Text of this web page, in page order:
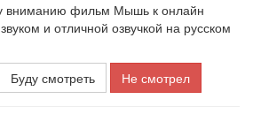
вниманию фильм Мышь к онлайн
и отличной озвучкой на русском
Буду смотреть Не смотрел